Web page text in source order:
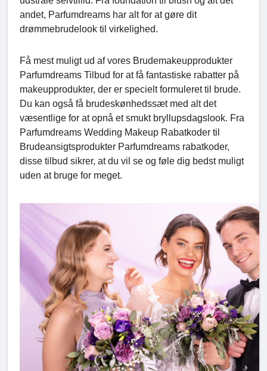
andet, Parfumdreams har alt for at gøre dit
drømmebrudelook til virkelighed.
Få mest muligt ud af vores Brudemakeupprodukter
Parfumdreams Tilbud for at få fantastiske rabatter på
makeupprodukter, der er specielt formuleret til brude.
Du kan også få brudeskønhedssæt med alt det
væsentlige for at opnå et smukt bryllupsdagslook. Fra
Parfumdreams Wedding Makeup Rabatkoder til
Brudeansigtsprodukter Parfumdreams rabatkoder,
disse tilbud sikrer, at du vil se og føle dig bedst muligt
uden at bruge for meget.